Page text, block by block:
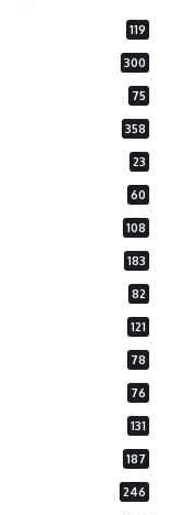
119
300
75
358
23
60
108
183
82
121
78
76
131
187
246